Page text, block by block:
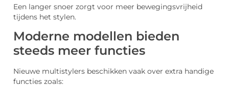
Een langer snoer zorgt voor meer bewegingsvrijheid
tijdens het stylen.
Moderne modellen bieden
steeds meer functies
Nieuwe multistylers beschikken vaak over extra handige
functies zoals: